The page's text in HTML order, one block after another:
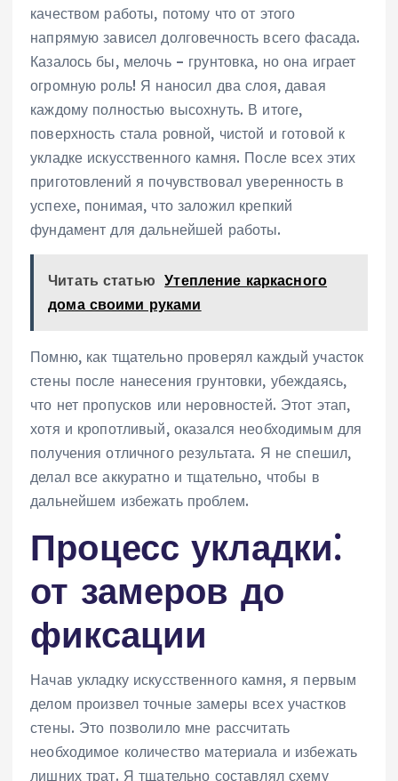
качеством работы, потому что от этого
напрямую зависел долговечность всего фасада.
Казалось бы, мелочь – грунтовка, но она играет
огромную роль! Я наносил два слоя, давая
каждому полностью высохнуть. В итоге,
поверхность стала ровной, чистой и готовой к
укладке искусственного камня. После всех этих
приготовлений я почувствовал уверенность в
успехе, понимая, что заложил крепкий
фундамент для дальнейшей работы.
Читать статью Утепление каркасного
дома своими руками
Помню, как тщательно проверял каждый участок
стены после нанесения грунтовки, убеждаясь,
что нет пропусков или неровностей. Этот этап,
хотя и кропотливый, оказался необходимым для
получения отличного результата. Я не спешил,
делал все аккуратно и тщательно, чтобы в
дальнейшем избежать проблем.
Процесс укладки⁚
от замеров до
фиксации
Начав укладку искусственного камня, я первым
делом произвел точные замеры всех участков
стены. Это позволило мне рассчитать
необходимое количество материала и избежать
лишних трат. Я тщательно составлял схему